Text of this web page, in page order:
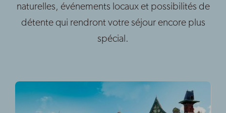
naturelles, événements locaux et possibilités de
détente qui rendront votre séjour encore plus
spécial.